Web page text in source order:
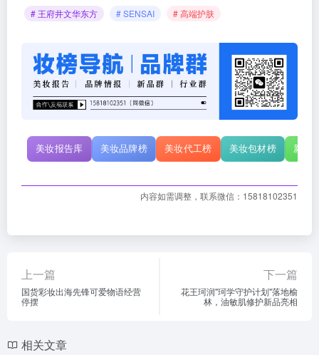
# 王府井文华东方
# SENSAI # 高端护肤
美妆报告库 美妆品牌榜 美妆代工榜 美妆包材榜 新原
内容如需调整，联系微信：15818102351
上一篇
国货彩妆出海先锋可爱物语经营
停摆
下一篇
花王珂润"珂学守护计划"落地榆
林，油敏肌修护新品亮相
相关文章